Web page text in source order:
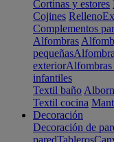
Cortinas y estores
Cojines Relleno
Complementos
Alfombras
pequeñas
exteriorAlfombras
infantiles
Textil baño
Textil cocina
Decoración
Decoración de
paredTableros